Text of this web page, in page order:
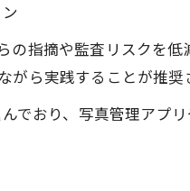
の指摘や監査リスクを
ら実践することが推奨
でおり、写真管理アプ